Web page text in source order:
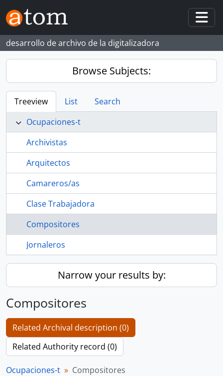
Skip to main content
desarrollo de archivo de la digitalizadora
Browse Subjects:
Treeview List
Search
Ocupaciones-t
Archivistas
Arquitectos
Camareros/as
Clase Trabajadora
Compositores
Jornaleros
Narrow your results by:
Compositores
Related Archival description (0)
Related Authority record (0)
Ocupaciones-t Compositores